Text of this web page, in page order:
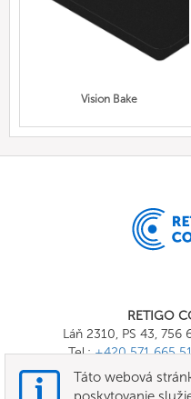
Vision Bake
RETIGO
Láň 2310, PS 43,
Tel.:+420 571 665
E-mail:
Táto webová